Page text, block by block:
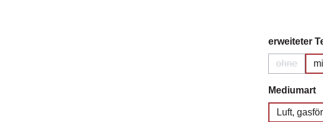
erweiteter
ohne
(Diese
Mediumart
Luft,